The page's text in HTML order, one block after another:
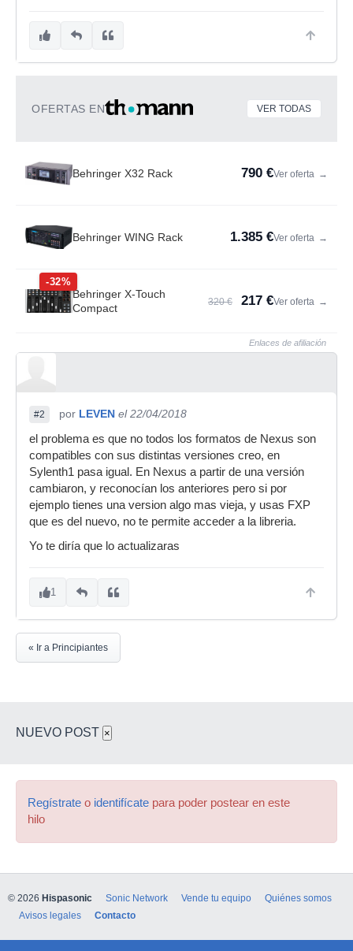
OFERTAS EN VER TODAS
Behringer X32 Rack 790 €Ver oferta →
Behringer WING Rack 1.385 €Ver oferta →
-32%
Behringer X-Touch
Compact
320 € 217 €Ver oferta →
Enlaces de afiliación
#2 por LEVEN el 22/04/2018
el problema es que no todos los formatos de Nexus son
compatibles con sus distintas versiones creo, en
Sylenth1 pasa igual. En Nexus a partir de una versión
cambiaron, y reconocían los anteriores pero si por
ejemplo tienes una version algo mas vieja, y usas FXP
que es del nuevo, no te permite acceder a la libreria.
Yo te diría que lo actualizaras
1
« Ir a Principiantes
NUEVO POST ×
Regístrate o identifícate para poder postear en este
hilo
© 2026 Hispasonic Sonic Network Vende tu equipo
Quiénes somos
Avisos legales
Contacto